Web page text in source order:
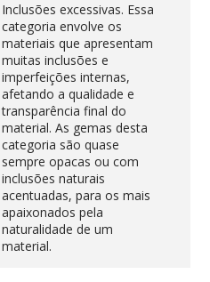
Inclusões excessivas. Essa
categoria envolve os
materiais que apresentam
muitas inclusões e
imperfeições internas,
afetando a qualidade e
transparência final do
material. As gemas desta
categoria são quase
sempre opacas ou com
inclusões naturais
acentuadas, para os mais
apaixonados pela
naturalidade de um
material.